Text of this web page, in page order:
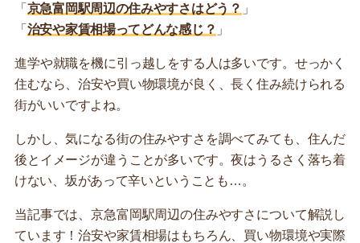
「 京急富岡駅周辺の住みやすさはどう？ 」
「 治安や家賃相場ってどんな感じ？ 」
進学や就職を機に引っ越しをする人は多いです。せっかく
住むなら、治安や買い物環境が良く、長く住み続けられる
街がいいですよね。
しかし、気になる街の住みやすさを調べてみても、住んだ
後とイメージが違うことが多いです。夜はうるさく落ち着
けない、坂があって辛いということも…。
当記事では、京急富岡駅周辺の住みやすさについて解説し
ています！治安や家賃相場はもちろん、買い物環境や実際